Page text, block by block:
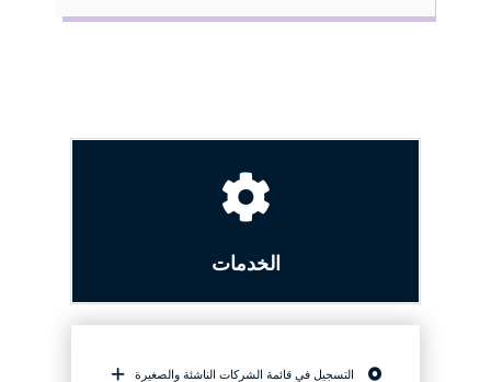
الخدمات
التسجيل في قائمة الشركات الناشئة والصغيرة